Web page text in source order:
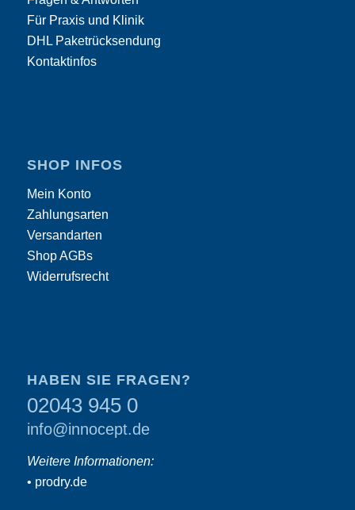
Für Praxis und Klinik
DHL Paketrücksendung
Kontaktinfos
SHOP INFOS
Mein Konto
Zahlungsarten
Versandarten
Shop AGBs
Widerrufsrecht
HABEN SIE FRAGEN?
02043 945 0
info@innocept.de
Weitere Informationen:
• prodry.de